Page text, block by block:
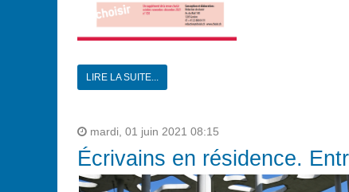
LIRE LA SUITE...
mardi, 01 juin 2021 08:15
Écrivains en résidence.